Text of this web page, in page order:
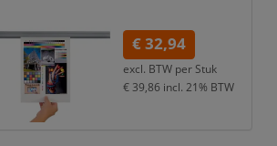
€ 32,94
excl. BTW per Stuk
€ 39,86 incl. 21% BTW